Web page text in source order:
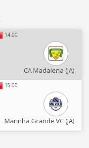
14:00
CA Madalena (JA)
15:00
Marinha Grande VC (JA)